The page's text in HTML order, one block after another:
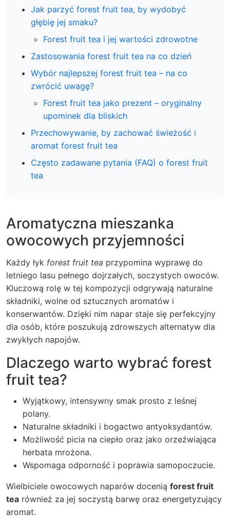
Jak parzyć forest fruit tea, by wydobyć
głębię jej smaku?
Forest fruit tea i jej wartości zdrowotne
Zastosowania forest fruit tea na co dzień
Wybór najlepszej forest fruit tea – na co
zwrócić uwagę?
Forest fruit tea jako prezent – oryginalny
upominek dla bliskich
Przechowywanie, by zachować świeżość i
aromat forest fruit tea
Często zadawane pytania (FAQ) o forest fruit
tea
Aromatyczna mieszanka
owocowych przyjemności
Każdy łyk forest fruit tea przypomina wyprawę do
letniego lasu pełnego dojrzałych, soczystych owoców.
Kluczową rolę w tej kompozycji odgrywają naturalne
składniki, wolne od sztucznych aromatów i
konserwantów. Dzięki nim napar staje się perfekcyjny
dla osób, które poszukują zdrowszych alternatyw dla
zwykłych napojów.
Dlaczego warto wybrać forest
fruit tea?
Wyjątkowy, intensywny smak prosto z leśnej
polany.
Naturalne składniki i bogactwo antyoksydantów.
Możliwość picia na ciepło oraz jako orzeźwiająca
herbata mrożona.
Wspomaga odporność i poprawia samopoczucie.
Wielbiciele owocowych naparów docenią forest fruit
tea również za jej soczystą barwę oraz energetyzujący
aromat.